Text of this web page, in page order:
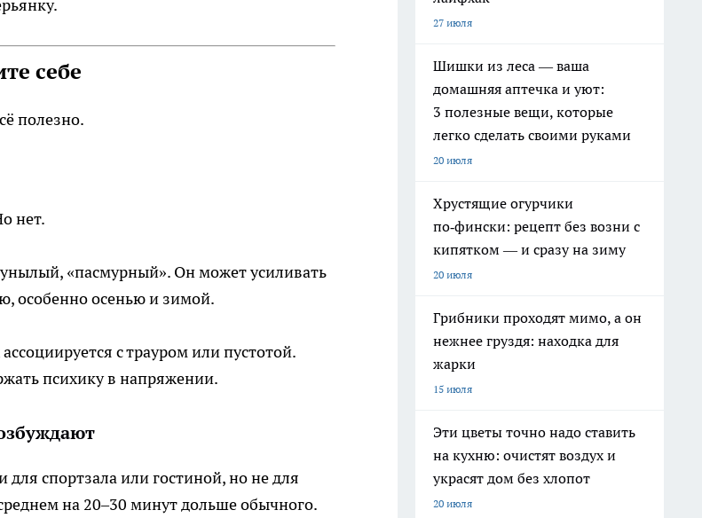
себе
полезно.
нет.
«пасмурный». Он может усиливать
особенно осенью и зимой.
с трауром или пустотой.
психику в напряжении.
спортзала или гостиной, но не для
на 20–30 минут дольше обычного.
27 июля
Шишки из леса — ваша
домашняя аптечка и уют:
3 полезные вещи, которые
легко сделать своими руками
20 июля
Хрустящие огурчики
по‑фински: рецепт без возни с
кипятком — и сразу на зиму
20 июля
Грибники проходят мимо, а он
нежнее груздя: находка для
жарки
15 июля
Эти цветы точно надо ставить
на кухню: очистят воздух и
украсят дом без хлопот
20 июля